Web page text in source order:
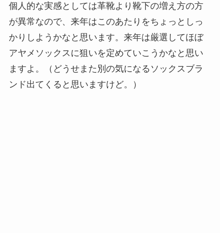
個人的な実感としては革靴より靴下の増え方の方
が異常なので、来年はこのあたりをちょっとしっ
かりしようかなと思います。来年は厳選してほぼ
アヤメソックスに狙いを定めていこうかなと思い
ますよ。（どうせまた別の気になるソックスブラ
ンド出てくると思いますけど。）